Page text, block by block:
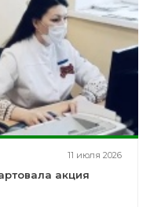
11 июля 2026
акция